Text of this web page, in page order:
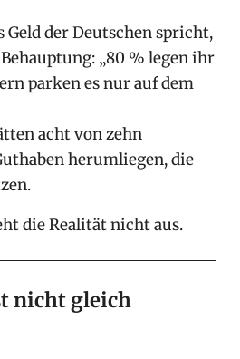
Geld der Deutschen spricht,
„80 % legen ihr
parken es nur auf dem
acht von zehn
herumliegen, die
die Realität nicht aus.
nicht gleich